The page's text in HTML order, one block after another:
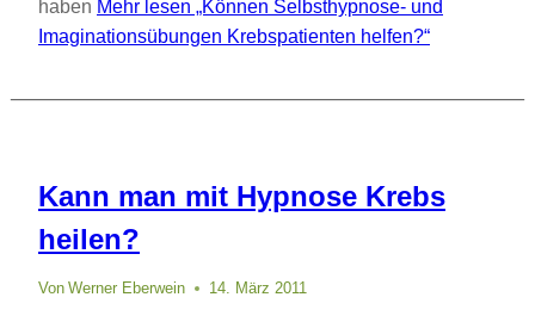
haben Mehr lesen „Können Selbsthypnose- und
Imaginationsübungen Krebspatienten helfen?“
Kann man mit Hypnose Krebs
heilen?
Von Werner Eberwein 14. März 2011